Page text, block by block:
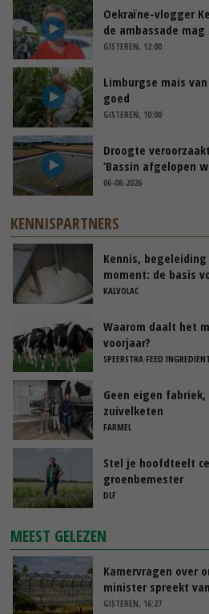
Oekraïne-vlogger
de ambassade
GISTEREN, 12:00
Limburgse mais
goed
GISTEREN, 10:00
Droogte
‘Bassin afgelopen
06-08-2026
KENNISPARTNERS
Kennis,
moment: de basis
KALVOLAC
Waarom daalt het
voorjaar?
SPEERSTRA FEED
Geen eigen
zuivelketen
FARMEL
Stel je hoofdteelt
groenbemester
DLF
MEEST GELEZEN
Kamervragen over
minister spreekt
GISTEREN, 16:27